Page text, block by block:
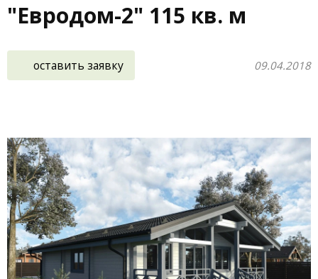
"Евродом-2" 115 кв. м
оставить заявку 09.04.2018